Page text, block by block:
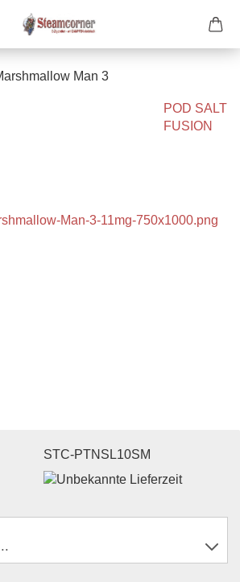
Man 3
POD SALT
FUSION
STC-PTNSL10SM